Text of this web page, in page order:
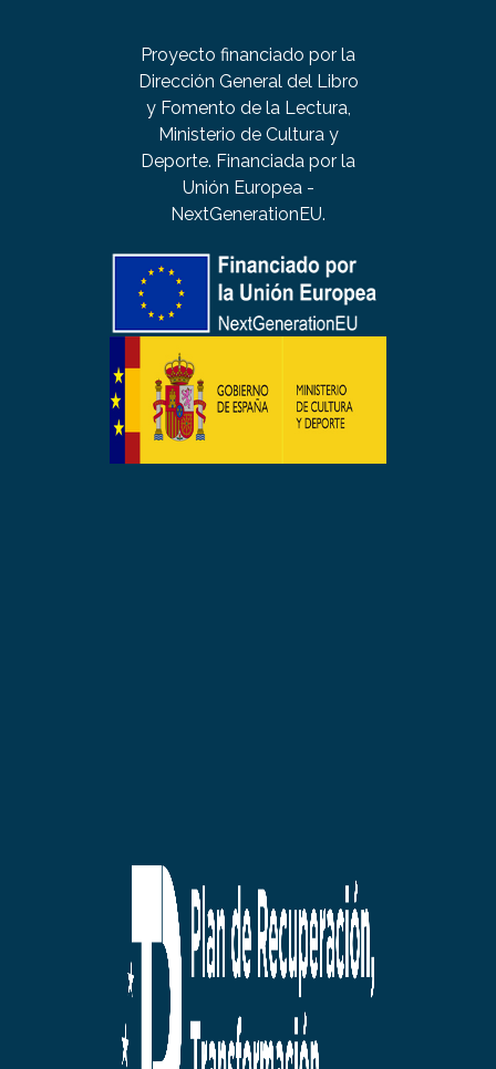
Proyecto financiado por la
Dirección General del Libro
y Fomento de la Lectura,
Ministerio de Cultura y
Deporte. Financiada por la
Unión Europea -
NextGenerationEU.